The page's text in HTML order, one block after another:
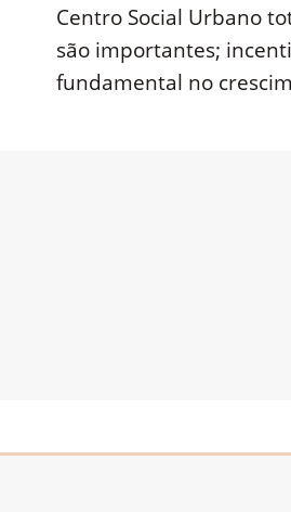
Centro Social Urbano
são importantes;
fundamental no